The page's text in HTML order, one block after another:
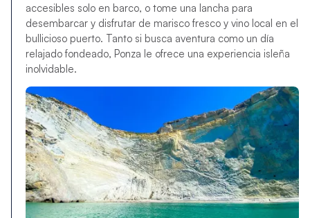
accesibles solo en barco, o tome una lancha para
desembarcar y disfrutar de marisco fresco y vino local en el
bullicioso puerto. Tanto si busca aventura como un día
relajado fondeado, Ponza le ofrece una experiencia isleña
inolvidable.